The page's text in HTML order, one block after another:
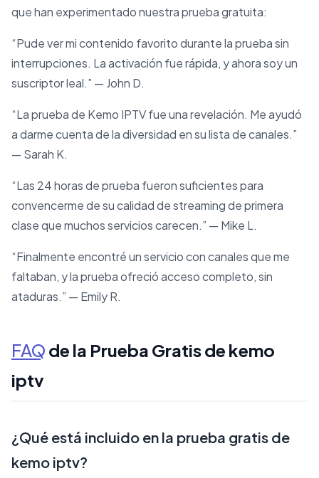
que han experimentado nuestra prueba gratuita:
“Pude ver mi contenido favorito durante la prueba sin
interrupciones. La activación fue rápida, y ahora soy un
suscriptor leal.” — John D.
“La prueba de Kemo IPTV fue una revelación. Me ayudó
a darme cuenta de la diversidad en su lista de canales.”
— Sarah K.
“Las 24 horas de prueba fueron suficientes para
convencerme de su calidad de streaming de primera
clase que muchos servicios carecen.” — Mike L.
“Finalmente encontré un servicio con canales que me
faltaban, y la prueba ofreció acceso completo, sin
ataduras.” — Emily R.
FAQ de la Prueba Gratis de kemo
iptv
¿Qué está incluido en la prueba gratis de
kemo iptv?